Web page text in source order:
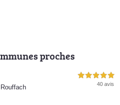
proches
5,0 étoiles sur 5
40 avis